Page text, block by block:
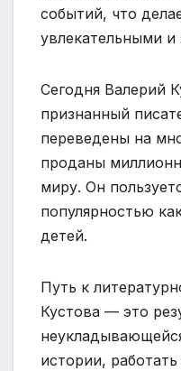
событий, что
увлекательными
Сегодня Валерий
признанный
переведены на
проданы
миру. Он
популярностью
детей.
Путь к
Кустова — это
истории,